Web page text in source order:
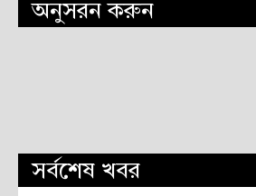
অনুসরন করুন
সর্বশেষ খবর